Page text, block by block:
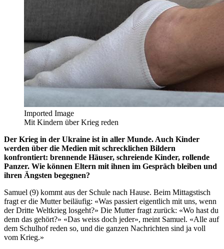
Imported Image
Mit Kindern über Krieg reden
Der Krieg in der Ukraine ist in aller Munde. Auch Kinder
werden über die Medien mit schrecklichen Bildern
konfrontiert: brennende Häuser, schreiende Kinder, rollende
Panzer. Wie können Eltern mit ihnen im Gespräch bleiben und
ihren Ängsten begegnen?
Samuel (9) kommt aus der Schule nach Hause. Beim Mittagstisch
fragt er die Mutter beiläufig: «Was passiert eigentlich mit uns, wenn
der Dritte Weltkrieg losgeht?» Die Mutter fragt zurück: «Wo hast du
denn das gehört?» «Das weiss doch jeder», meint Samuel. «Alle auf
dem Schulhof reden so, und die ganzen Nachrichten sind ja voll
vom Krieg.»